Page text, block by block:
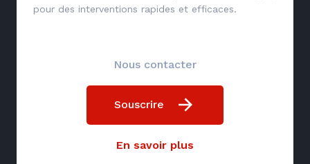
pour des interventions rapides et efficaces.
Nous contacter
Souscrire
En savoir plus